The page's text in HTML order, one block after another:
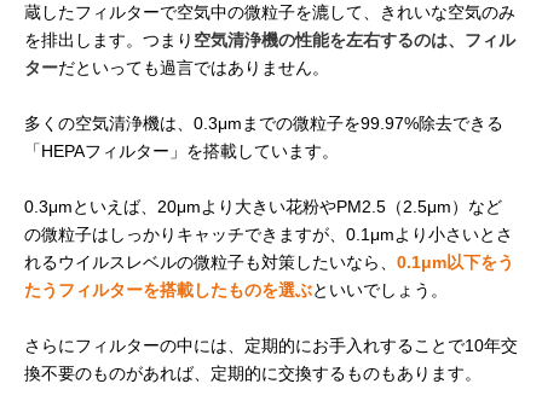
蔵したフィルターで空気中の微粒子を漉して、きれいな空気のみ
を排出します。つまり 空気清浄機の性能を左右するのは、フィル
ターだといっても過言ではありません。
多くの空気清浄機は、0.3μmまでの微粒子を99.97%除去できる
「HEPAフィルター」を搭載しています。
0.3μmといえば、20μmより大きい花粉やPM2.5（2.5μm）など
の微粒子はしっかりキャッチできますが、0.1μmより小さいとさ
れるウイルスレベルの微粒子も対策したいなら、 0.1μm以下をう
たうフィルターを搭載したものを選ぶといいでしょう。
さらにフィルターの中には、定期的にお手入れすることで10年交
換不要のものがあれば、定期的に交換するものもあります。